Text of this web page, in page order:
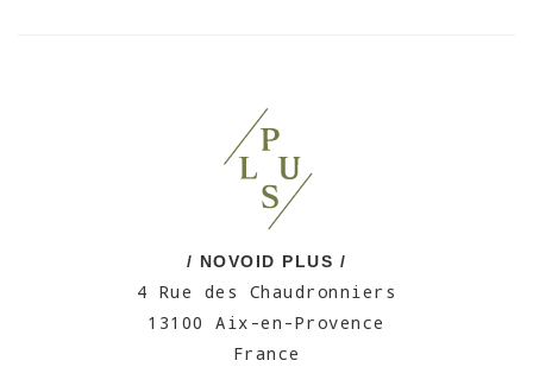
/ NOVOID PLUS /
4 Rue des Chaudronniers
13100 Aix-en-Provence
France